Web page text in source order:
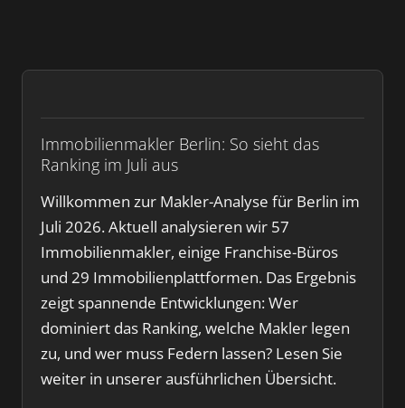
Immobilienmakler Berlin: So sieht das
Ranking im Juli aus
Willkommen zur Makler-Analyse für Berlin im
Juli 2026. Aktuell analysieren wir 57
Immobilienmakler, einige Franchise-Büros
und 29 Immobilienplattformen. Das Ergebnis
zeigt spannende Entwicklungen: Wer
dominiert das Ranking, welche Makler legen
zu, und wer muss Federn lassen? Lesen Sie
weiter in unserer ausführlichen Übersicht.